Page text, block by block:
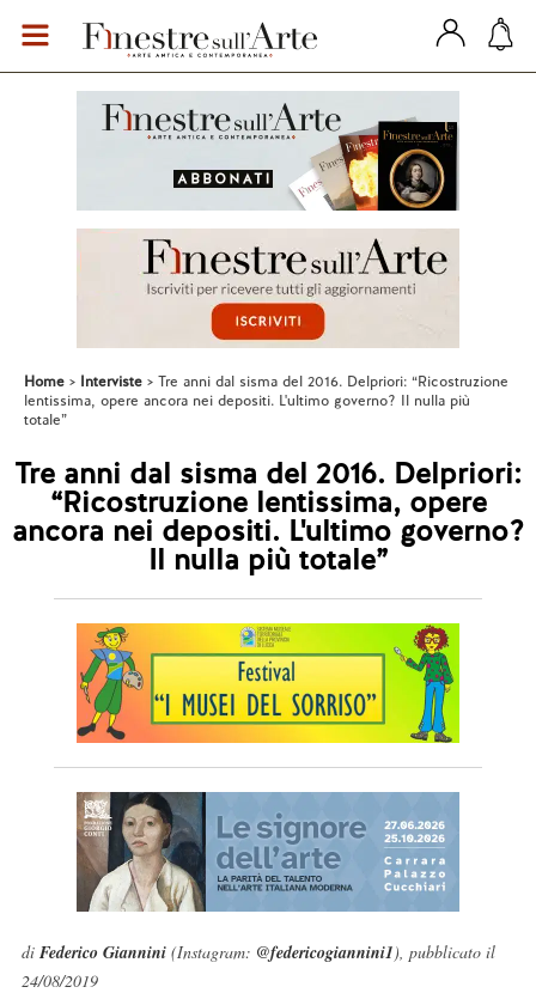
Home Interviste
Tre anni dal sisma del 2016. Delpriori: “Ricostruzione
lentissima, opere ancora nei depositi. L'ultimo governo? Il nulla più
totale”
Tre anni dal sisma del 2016. Delpriori:
“Ricostruzione lentissima, opere
ancora nei depositi. L'ultimo governo?
Il nulla più totale”
di Federico Giannini(Instagram: @federicogiannini1), pubblicato il
24/08/2019